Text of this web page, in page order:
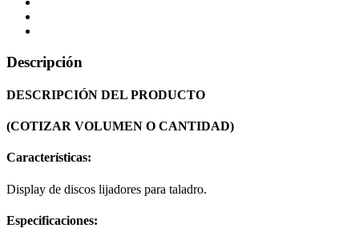
Descripción
DESCRIPCIÓN DEL PRODUCTO
(COTIZAR VOLUMEN O CANTIDAD)
Características:
Display de discos lijadores para taladro.
Especificaciones: